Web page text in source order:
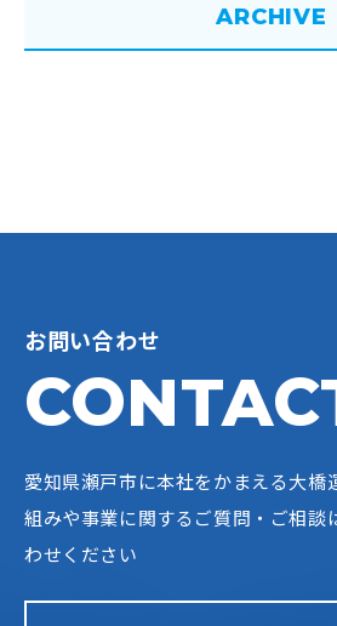
ARCHIVE
お問い合わせ
愛知県瀬戸市に本社をかまえる大橋
組みや事業に関するご質問・ご相談
わせください